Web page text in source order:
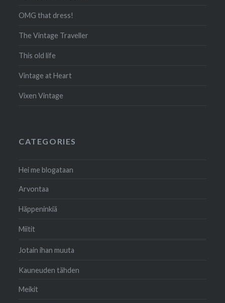
OMG that dress!
The Vintage Traveller
This old life
Vintage at Heart
Vixen Vintage
CATEGORIES
Hei me blogataan
Arvontaa
Häppeninkiä
Miitit
Jotain ihan muuta
Kauneuden tähden
Meikit